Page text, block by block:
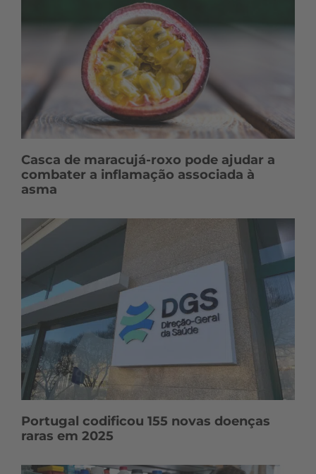
Casca de maracujá-roxo pode ajudar a
combater a inflamação associada à
asma
Portugal codificou 155 novas doenças
raras em 2025